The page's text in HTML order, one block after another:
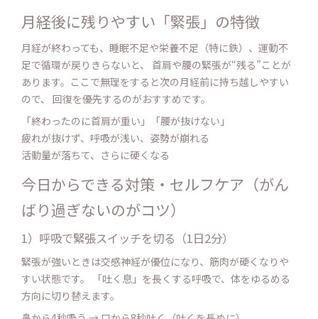
月経後に残りやすい「緊張」の特徴
月経が終わっても、睡眠不足や栄養不足（特に鉄）、運動不
足で循環が戻りきらないと、 首肩や腰の緊張が“残る”ことが
あります。ここで無理をすると次の月経前に持ち越しやすい
ので、 回復を優先するのがおすすめです。
「終わったのに首肩が重い」「腰が抜けない」
疲れが抜けず、呼吸が浅い、姿勢が崩れる
活動量が落ちて、さらに硬くなる
今日からできる対策・セルフケア（がん
ばり過ぎないのがコツ）
1）呼吸で緊張スイッチを切る（1日2分）
緊張が強いときは交感神経が優位になり、筋肉が硬くなりや
すい状態です。 「吐く息」を長くする呼吸で、体をゆるめる
方向に切り替えます。